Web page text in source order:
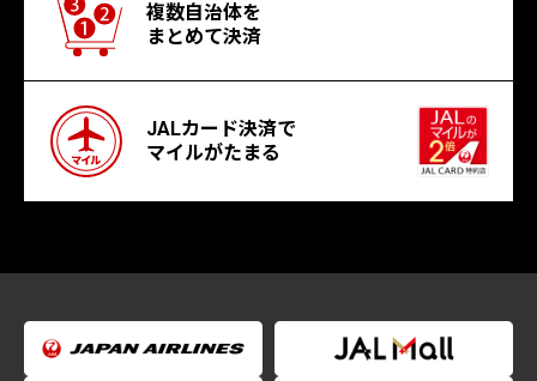
複数自治体を
まとめて決済
JALカード決済で
マイルがたまる